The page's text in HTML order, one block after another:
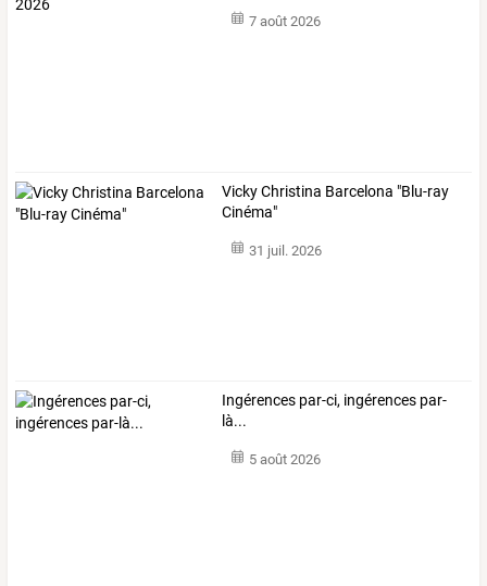
7 août 2026
Vicky Christina Barcelona "Blu-ray
Cinéma"
31 juil. 2026
Ingérences par-ci, ingérences par-
là...
5 août 2026